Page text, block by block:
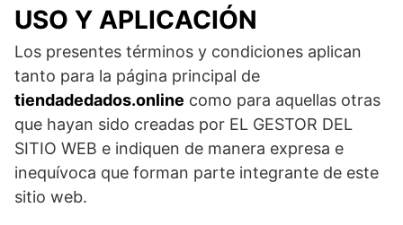
USO Y APLICACIÓN
Los presentes términos y condiciones aplican
tanto para la página principal de
tiendadedados.online como para aquellas otras
que hayan sido creadas por EL GESTOR DEL
SITIO WEB e indiquen de manera expresa e
inequívoca que forman parte integrante de este
sitio web.